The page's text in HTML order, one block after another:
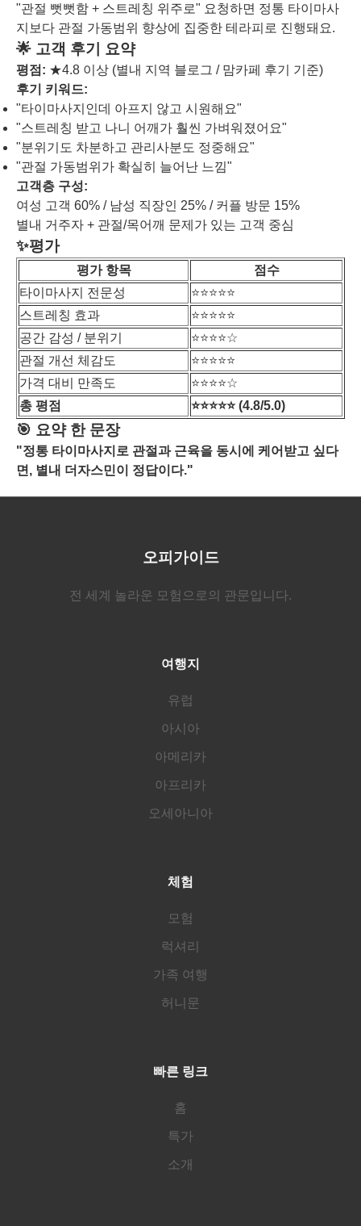
"관절 뻣뻣함 + 스트레칭 위주로" 요청하면 정통 타이마사
지보다 관절 가동범위 향상에 집중한 테라피로 진행돼요.
🌟 고객 후기 요약
평점: ★4.8 이상 (별내 지역 블로그 / 맘카페 후기 기준)
후기 키워드:
"타이마사지인데 아프지 않고 시원해요"
"스트레칭 받고 나니 어깨가 훨씬 가벼워졌어요"
"분위기도 차분하고 관리사분도 정중해요"
"관절 가동범위가 확실히 늘어난 느낌"
고객층 구성:
여성 고객 60% / 남성 직장인 25% / 커플 방문 15%
별내 거주자 + 관절/목어깨 문제가 있는 고객 중심
✨평가
평가 항목
점수
타이마사지 전문성
⭐️⭐️⭐️⭐️⭐️
스트레칭 효과
⭐️⭐️⭐️⭐️⭐️
공간 감성 / 분위기
⭐️⭐️⭐️⭐️☆
관절 개선 체감도
⭐️⭐️⭐️⭐️⭐️
가격 대비 만족도
⭐️⭐️⭐️⭐️☆
총 평점
⭐️⭐️⭐️⭐️⭐️ (4.8/5.0)
🎯 요약 한 문장
"정통 타이마사지로 관절과 근육을 동시에 케어받고 싶다
면, 별내 더자스민이 정답이다."
오피가이드
전 세계 놀라운 모험으로의 관문입니다.
여행지
유럽
아시아
아메리카
아프리카
오세아니아
체험
모험
럭셔리
가족 여행
허니문
빠른 링크
홈
특가
소개